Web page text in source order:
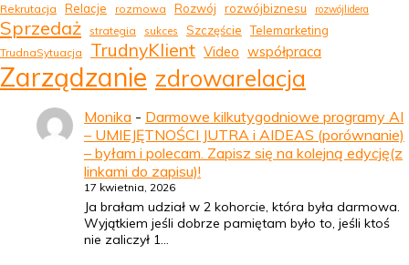
Rekrutacja
Relacje rozmowa Rozwój rozwójbiznesu rozwójlidera
Sprzedaż strategia sukces Szczęście Telemarketing
TrudnaSytuacja TrudnyKlient Video współpraca
Zarządzanie zdrowarelacja
Monika - Darmowe kilkutygodniowe programy AI
– UMIEJĘTNOŚCI JUTRA i AIDEAS (porównanie)
– byłam i polecam. Zapisz się na kolejną edycję(z
linkami do zapisu)!
17 kwietnia, 2026
Ja brałam udział w 2 kohorcie, która była darmowa.
Wyjątkiem jeśli dobrze pamiętam było to, jeśli ktoś
nie zaliczył 1…